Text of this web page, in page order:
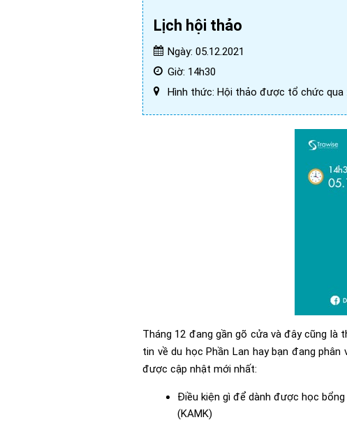
Lịch hội thảo
Ngày: 05.12.2021
Giờ: 14h30
Hình thức: Hội thảo được tổ chức qua
Tháng 12 đang gần gõ cửa và đây cũng là
tin về du học Phần Lan hay bạn đang
được cập nhật mới nhất:
Điều kiện gì để dành được học
(KAMK)